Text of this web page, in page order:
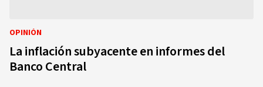
OPINIÓN
La inflación subyacente en informes del
Banco Central